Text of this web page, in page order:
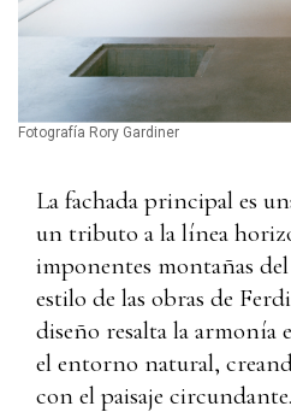
Fotografía Rory Gardiner
La fachada principal es
un tributo a la línea
imponentes montañas
estilo de las obras de
diseño resalta la armonía
el entorno natural,
con el paisaje circundante.